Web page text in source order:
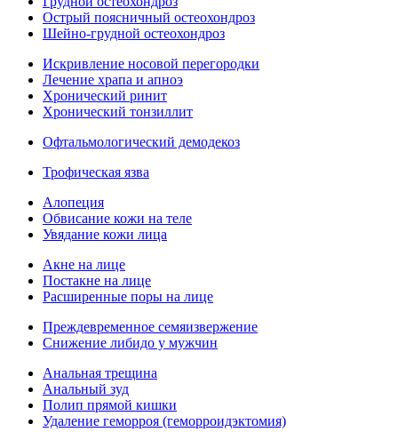
Острый поясничный остеохондроз
Шейно-грудной остеохондроз
Искривление носовой перегородки
Лечение храпа и апноэ
Хронический ринит
Хронический тонзиллит
Офтальмологический демодекоз
Трофическая язва
Алопеция
Обвисание кожи на теле
Увядание кожи лица
Акне на лице
Постакне на лице
Расширенные поры на лице
Преждевременное семяизвержение
Снижение либидо у мужчин
Анальная трещина
Анальный зуд
Полип прямой кишки
Удаление геморроя (геморроидэктомия)